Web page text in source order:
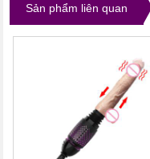
Sản phẩm liên quan